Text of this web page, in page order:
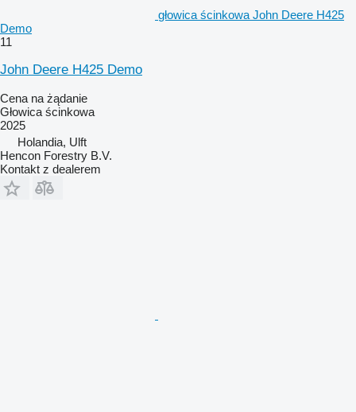
głowica ścinkowa John Deere H425
Demo
11
John Deere H425 Demo
Cena na żądanie
Głowica ścinkowa
2025
Holandia, Ulft
Hencon Forestry B.V.
Kontakt z dealerem